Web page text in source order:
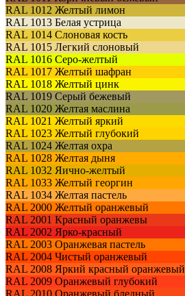
RAL 1012 Желтый лимон
RAL 1013 Белая устрица
RAL 1014 Слоновая кость
RAL 1015 Легкий слоновый
RAL 1016 Серо-желтый
RAL 1017 Желтый шафран
RAL 1018 Желтый цинк
RAL 1019 Серый бежевый
RAL 1020 Желтая маслина
RAL 1021 Желтый яркий
RAL 1023 Желтый глубокий
RAL 1024 Желтая охра
RAL 1028 Желтая дыня
RAL 1032 Яично-желтый
RAL 1033 Желтый георгин
RAL 1034 Желтая пастель
RAL 2000 Желтый оранжевый
RAL 2001 Красный оранжевы
RAL 2002 Ярко-красный
RAL 2003 Оранжевая пастель
RAL 2004 Чистый оранжевый
RAL 2008 Яркий красный оранжевый
RAL 2009 Оранжевый глубокий
RAL 2010 Оранжевый бледный